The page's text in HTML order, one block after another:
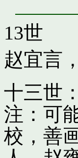
13世
赵宜言
十三世
注：可
校，善